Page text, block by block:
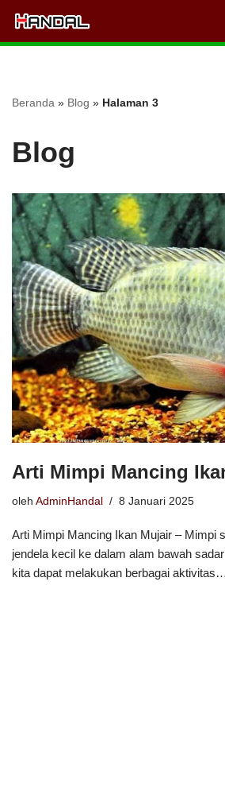
Lompat
Beranda » Blog » Halaman 3
Blog
Arti Mimpi Mancing
oleh AdminHandal 8 Januari 2025
Arti Mimpi Mancing Ikan Mujair – Mimpi
jendela kecil ke dalam alam bawah
kita dapat melakukan berbagai aktivitas…